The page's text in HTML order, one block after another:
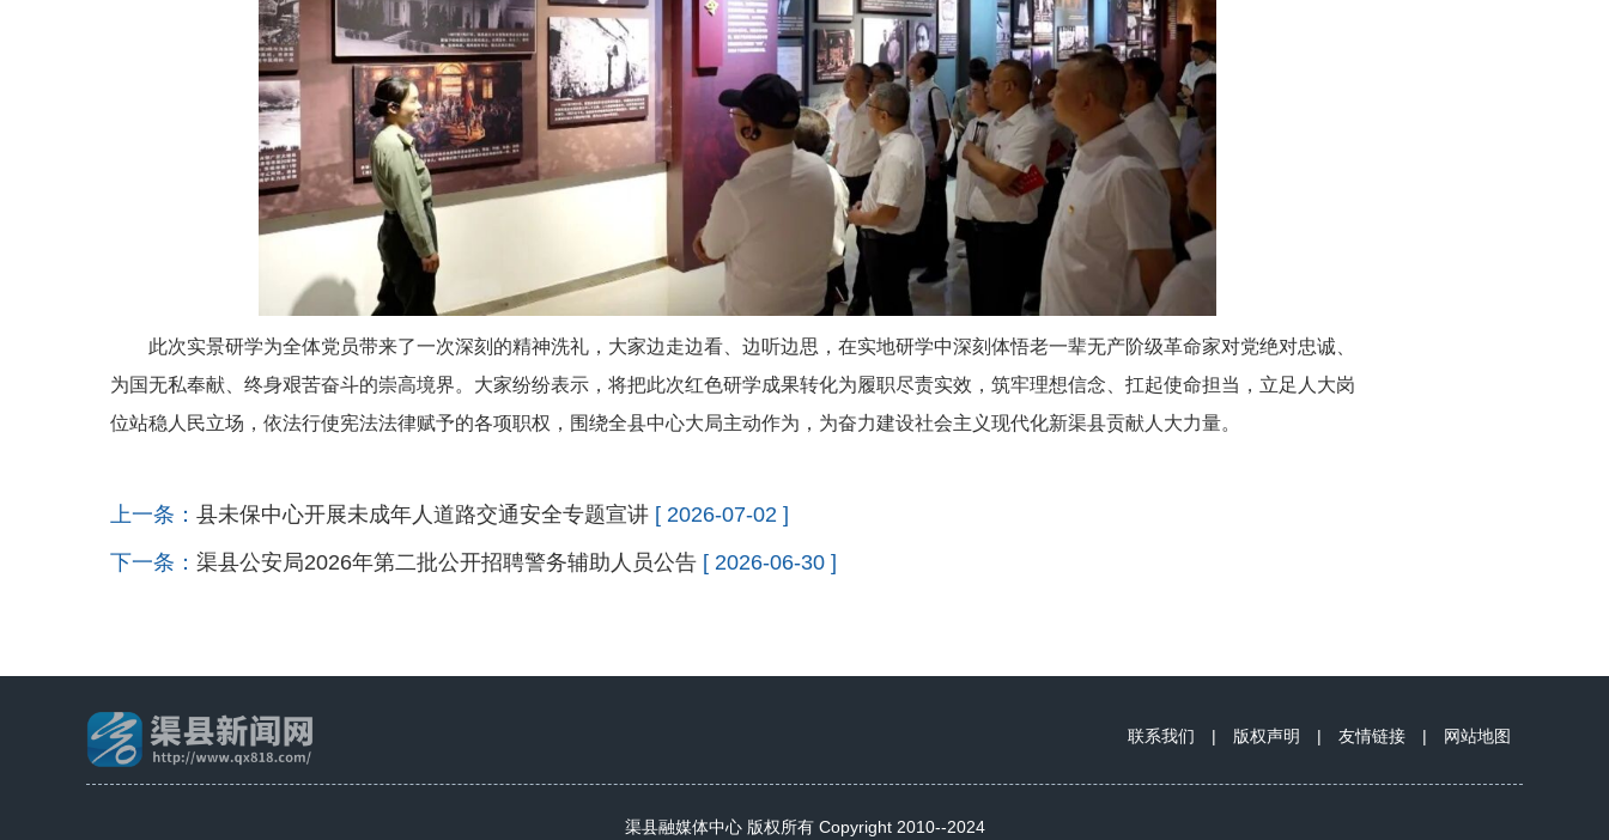
此次实景研学为全体党员带来了一次深刻 的精神洗礼 ， 大家边走边看、边听边思，在实地研学中深刻体悟老一辈无产阶级革命家对党绝对忠诚、
为国无私奉献、终身艰苦奋斗的崇高境界。 大家纷纷表示，将把此次红色研学成果转化为履职尽责实效，筑牢理想信念、扛起使命担当 ， 立足人大岗
位站稳人民立场，依法行使宪法法律赋予的各项职权， 围绕全县中心大局主动作为， 为奋力建设社会主义现代化新渠县贡献人大力量。
上一条： 县未保中心开展未成年人道路交通安全专题宣讲 [ 2026-07-02 ]
下一条： 渠县公安局2026年第二批公开招聘警务辅助人员公告 [ 2026-06-30 ]
联系我们 | 版权声明 | 友情链接 | 网站地图
渠县融媒体中心 版权所有 Copyright 2010--2024